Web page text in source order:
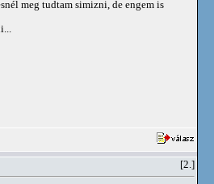
meg tudtam simizni, de engem is
[2.]